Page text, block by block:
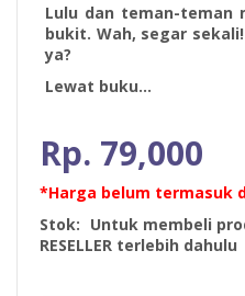
Lulu dan teman-teman
bukit. Wah, segar
ya?
Lewat buku...
Rp. 79,000
*Harga belum termasuk
Stok: Untuk membeli
RESELLER terlebih dahulu